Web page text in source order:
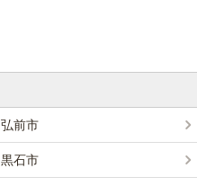
弘前市
黒石市